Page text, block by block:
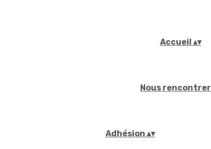
Accueil ▴▾
Nous rencontrer
Adhésion ▴▾